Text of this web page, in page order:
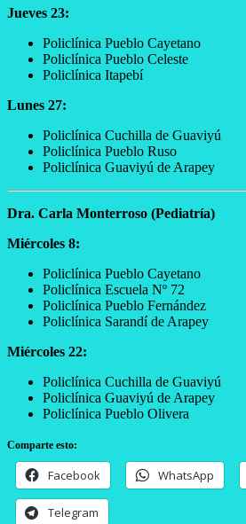
Jueves 23:
Policlínica Pueblo Cayetano
Policlínica Pueblo Celeste
Policlínica Itapebí
Lunes 27:
Policlínica Cuchilla de Guaviyú
Policlínica Pueblo Ruso
Policlínica Guaviyú de Arapey
Dra. Carla Monterroso (Pediatría)
Miércoles 8:
Policlínica Pueblo Cayetano
Policlínica Escuela Nº 72
Policlínica Pueblo Fernández
Policlínica Sarandí de Arapey
Miércoles 22:
Policlínica Cuchilla de Guaviyú
Policlínica Guaviyú de Arapey
Policlínica Pueblo Olivera
Comparte esto:
Facebook WhatsApp
Telegram